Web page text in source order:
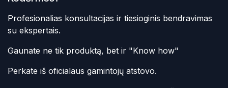
Profesionalias konsultacijas ir tiesioginis bendravimas
su ekspertais.
Gaunate ne tik produktą, bet ir "Know how"
Perkate iš oficialaus gamintojų atstovo.